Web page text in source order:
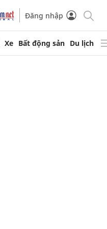
Đăng nhập
Xe Bất động sản Du lịch